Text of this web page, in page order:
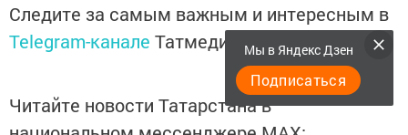
Следите за самым важным и интересным в
Telegram-канале Татмедиа
Читайте новости Татарстана в
Мы в Яндекс Дзен
Подписаться